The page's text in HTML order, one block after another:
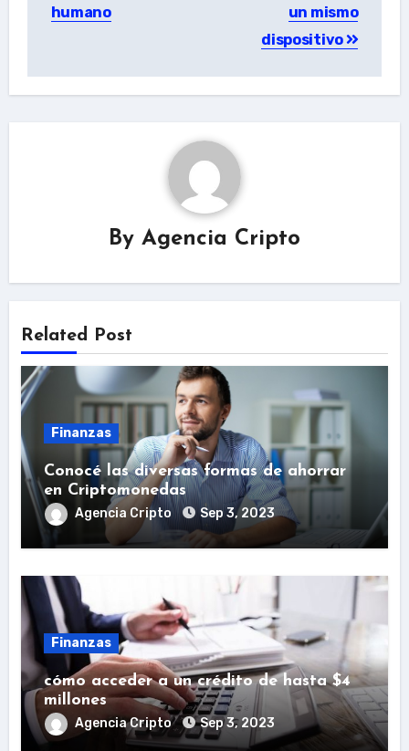
humano
un mismo
dispositivo
By Agencia Cripto
Related Post
Finanzas
Conocé las diversas formas de ahorrar
en Criptomonedas
Agencia Cripto Sep 3, 2023
Finanzas
cómo acceder a un crédito de hasta $4
millones
Agencia Cripto Sep 3, 2023